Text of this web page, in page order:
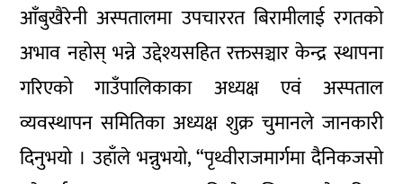
आँबुखैरेनी अस्पतालमा उपचाररत बिरामीलाई रगतको
अभाव नहोस् भन्ने उद्देश्यसहित रक्तसञ्चार केन्द्र स्थापना
गरिएको गाउँपालिकाका अध्यक्ष एवं अस्पताल
व्यवस्थापन समितिका अध्यक्ष शुक्र चुमानले जानकारी
दिनुभयो । उहाँले भन्नुभयो, “पृथ्वीराजमार्गमा दैनिकजसो